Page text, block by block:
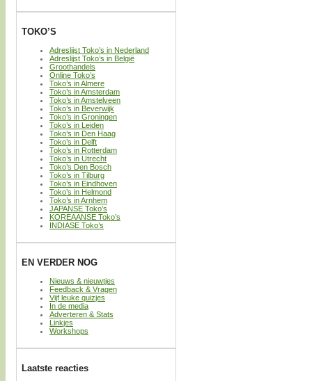
TOKO’S
Adreslijst Toko’s in Nederland
Adreslijst Toko’s in België
Groothandels
Online Toko’s
Toko’s in Almere
Toko’s in Amsterdam
Toko’s in Amstelveen
Toko’s in Beverwijk
Toko’s in Groningen
Toko’s in Leiden
Toko’s in Den Haag
Toko’s in Delft
Toko’s in Rotterdam
Toko’s in Utrecht
Toko’s Den Bosch
Toko’s in Tilburg
Toko’s in Eindhoven
Toko’s in Helmond
Toko’s in Arnhem
JAPANSE Toko’s
KOREAANSE Toko’s
INDIASE Toko’s
EN VERDER NOG
Nieuws & nieuwtjes
Feedback & Vragen
Vijf leuke quizjes
In de media
Adverteren & Stats
Linkjes
Workshops
Laatste reacties